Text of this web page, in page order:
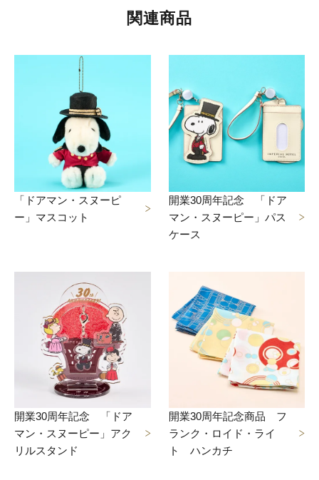
関連商品
「ドアマン・スヌーピ
ー」マスコット
開業30周年記念 「ドア
マン・スヌーピー」パス
ケース
開業30周年記念 「ドア
マン・スヌーピー」アク
リルスタンド
開業30周年記念商品 フ
ランク・ロイド・ライ
ト ハンカチ